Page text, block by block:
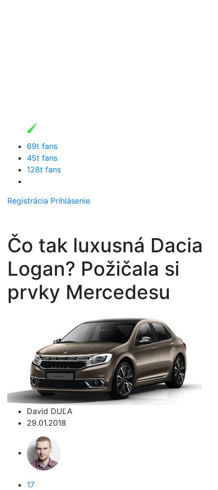
69t fans
45t fans
128t fans
Registrácia Prihlásenie
Čo tak luxusná Dacia
Logan? Požičala si
prvky Mercedesu
David DUĽA
29.01.2018
17